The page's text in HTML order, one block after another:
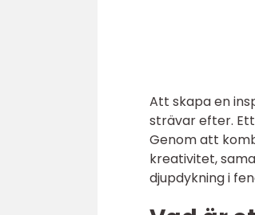
Att skapa en
strävar efter.
Genom att
kreativitet,
djupdykning i